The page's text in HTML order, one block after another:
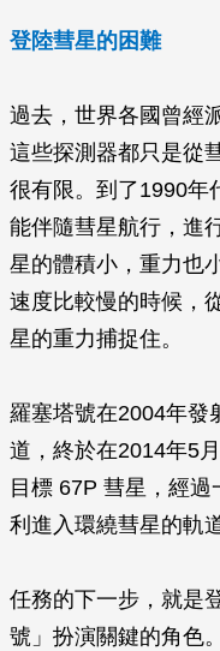
登陸彗星的困難
過去，世界各國曾經
這些探測器都只是從
很有限。到了1990年
能伴隨彗星航行，進
星的體積小，重力也
速度比較慢的時候，
星的重力捕捉住。
羅塞塔號在2004年發
道，終於在2014年5
目標 67P 彗星，經
利進入環繞彗星的軌道
任務的下一步，就是
號」扮演關鍵的角色